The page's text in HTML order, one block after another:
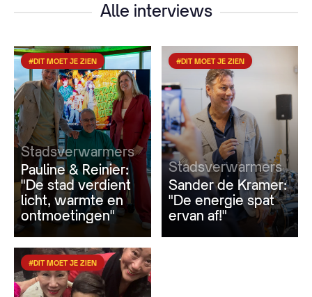
Alle interviews
#DIT MOET JE ZIEN
Stadsverwarmers
Pauline & Reinier:
"De stad verdient
licht, warmte en
ontmoetingen"
#DIT MOET JE ZIEN
Stadsverwarmers
Sander de Kramer:
"De energie spat
ervan af!"
#DIT MOET JE ZIEN